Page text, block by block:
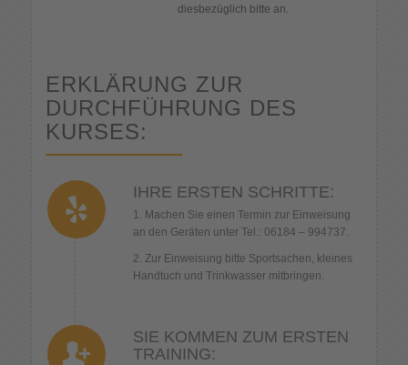
diesbezüglich bitte an.
ERKLÄRUNG ZUR
DURCHFÜHRUNG DES
KURSES:
IHRE ERSTEN SCHRITTE:
1. Machen Sie einen Termin zur Einweisung
an den Geräten unter Tel.: 06184 – 994737.
2. Zur Einweisung bitte Sportsachen, kleines
Handtuch und Trinkwasser mitbringen.
SIE KOMMEN ZUM ERSTEN
TRAINING: